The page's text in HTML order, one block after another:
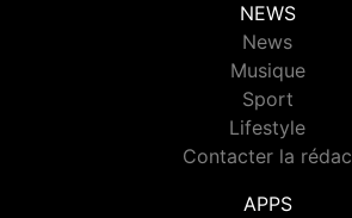
NEWS
News
Musique
Sport
Lifestyle
Contacter la rédac
APPS